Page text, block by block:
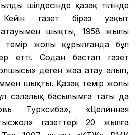
шілдесінде қазақ тілінде
газет біраз уақыт
атауымен шықты, 1958 жылы
темір жолы құрылғанда бұл
етті. Содан бастап газет
деген жаңа атау алып,
шықты. Қазақ темір жолы
салалық басылымға тағы да
Турксиба», «Целинная
газеттері 20 жылға